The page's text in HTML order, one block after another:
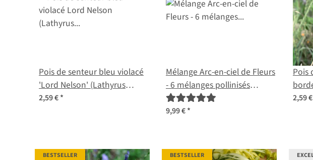
Pois de senteur bleu violacé
'Lord Nelson' (Lathyrus
odoratus) graines
2,59 €*
Mélange Arc-en-ciel de Fleurs
- 6 mélanges pollinisés
naturellement -
spectaculaires et colorés - Kit
9,99 €*
Pois
2,59 €
BESTSELLER BESTSELLER